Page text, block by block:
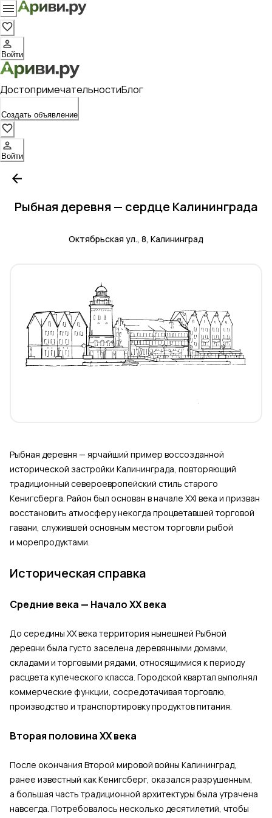
Войти
ДостопримечательностиБлог
Создать объявление
Войти
Рыбная деревня — сердце Калининграда
Октябрьская ул., 8, Калининград
Рыбная деревня — ярчайший пример воссозданной
исторической застройки Калининграда, повторяющий
традиционный североевропейский стиль старого
Кенигсберга. Район был основан в начале XXI века и призван
восстановить атмосферу некогда процветавшей торговой
гавани, служившей основным местом торговли рыбой
и морепродуктами.
Историческая справка
Средние века — Начало XX века
До середины XX века территория нынешней Рыбной
деревни была густо заселена деревянными домами,
складами и торговыми рядами, относящимися к периоду
расцвета купеческого класса. Городской квартал выполнял
коммерческие функции, сосредотачивая торговлю,
производство и транспортировку продуктов питания.
Вторая половина XX века
После окончания Второй мировой войны Калининград,
ранее известный как Кенигсберг, оказался разрушенным,
а большая часть традиционной архитектуры была утрачена
навсегда. Потребовалось несколько десятилетий, чтобы